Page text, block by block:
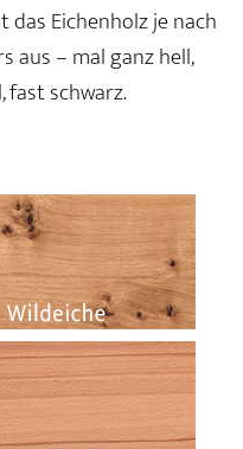
Eichenholz je nach
aus – mal ganz hell,
schwarz.